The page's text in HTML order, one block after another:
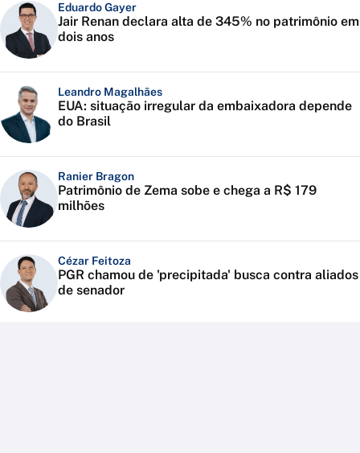
Eduardo Gayer
Jair Renan declara alta de 345% no patrimônio em
dois anos
Leandro Magalhães
EUA: situação irregular da embaixadora depende
do Brasil
Ranier Bragon
Patrimônio de Zema sobe e chega a R$ 179
milhões
Cézar Feitoza
PGR chamou de 'precipitada' busca contra aliados
de senador